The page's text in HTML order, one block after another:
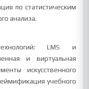
по статистическим
анализа.
LMS и
и виртуальная
искусственного
учебного